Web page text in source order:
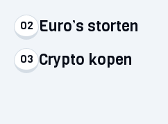
02 Euro’s storten
Stort euro’s via een
03 Crypto kopen